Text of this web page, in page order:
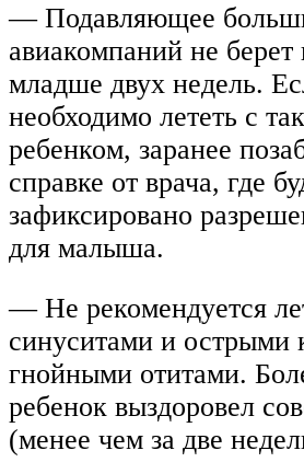
— Подавляющее
авиакомпаний не берет
младше двух недель.
необходимо лететь с
ребенком, заранее
справке от врача, где
зафиксировано
для малыша.
— Не рекомендуется
синуситами и острыми
гнойными отитами.
ребенок выздоровел
(менее чем за две